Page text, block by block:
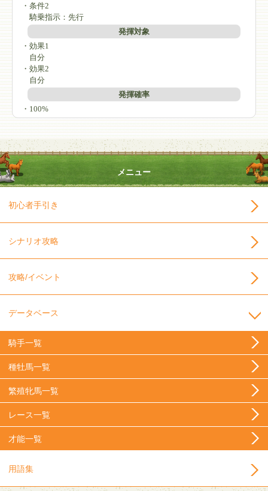
・条件2
騎乗指示：先行
発揮対象
・効果1
自分
・効果2
自分
発揮確率
・100%
メニュー
初心者手引き
シナリオ攻略
攻略/イベント
データベース
騎手一覧
種牡馬一覧
繁殖牝馬一覧
レース一覧
才能一覧
用語集